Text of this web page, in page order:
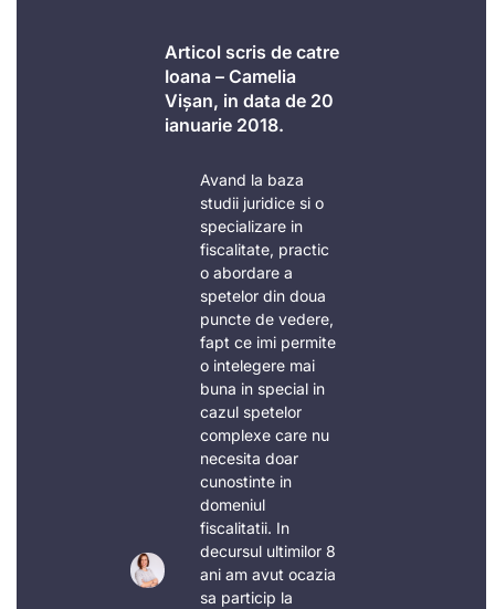
Articol scris de catre
Ioana – Camelia
Vișan, in data de 20
ianuarie 2018.
Avand la baza
studii juridice si o
specializare in
fiscalitate, practic
o abordare a
spetelor din doua
puncte de vedere,
fapt ce imi permite
o intelegere mai
buna in special in
cazul spetelor
complexe care nu
necesita doar
cunostinte in
domeniul
fiscalitatii. In
decursul ultimilor 8
ani am avut ocazia
sa particip la